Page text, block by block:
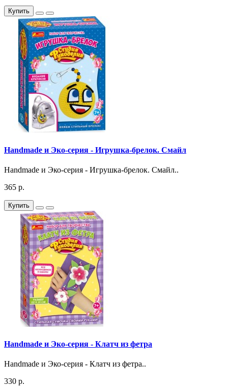
Купить
Handmade и Эко-серия - Игрушка-брелок. Смайл
Handmade и Эко-серия - Игрушка-брелок. Смайл..
365 р.
Купить
Handmade и Эко-серия - Клатч из фетра
Handmade и Эко-серия - Клатч из фетра..
330 р.